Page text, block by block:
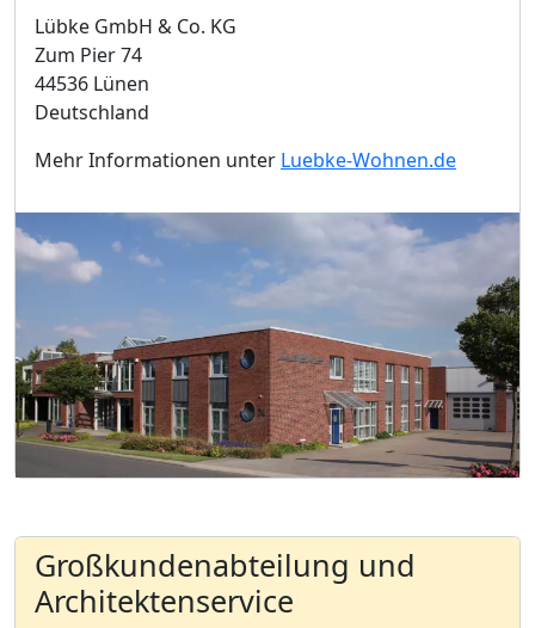
Lübke GmbH & Co. KG
Zum Pier 74
44536 Lünen
Deutschland
Mehr Informationen unter Luebke-Wohnen.de
Großkundenabteilung und
Architektenservice